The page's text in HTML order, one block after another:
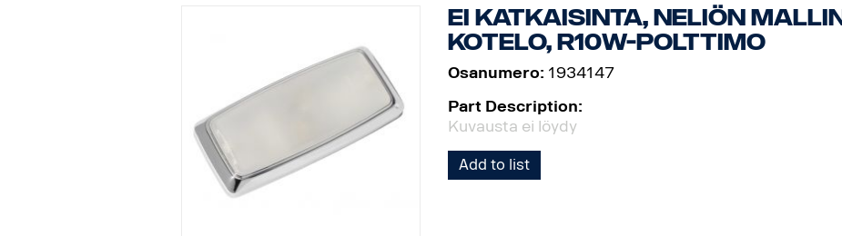
Ei katkaisinta, neliön
kotelo, R10W-polttimo
Osanumero: 1934147
Part Description:
Kuvausta ei löydy
Add to list